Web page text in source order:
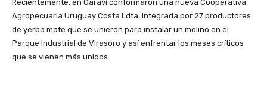
Recientemente, en Garaví conformaron una nueva Cooperativa
Agropecuaria Uruguay Costa Ldta, integrada por 27 productores
de yerba mate que se unieron para instalar un molino en el
Parque Industrial de Virasoro y así enfrentar los meses críticos
que se vienen más unidos.